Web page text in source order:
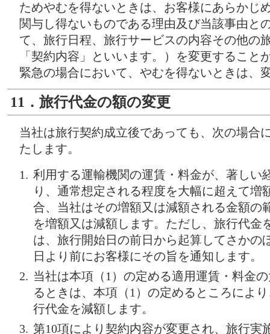
ためやむを得ないときは、お客様にあらかじ
関与し得ないものである理由及び当該事由と
て、旅行日程、旅行サービスの内容その他の
「契約内容」といいます。）を変更すること
緊急の場合において、やむを得ないときは、
11．旅行代金の額の変更
当社は旅行契約成立後であっても、次の場合
たします。
利用する運輸機関の運賃・料金が、著しい
り、通常想定される程度を大幅に超えて増
合、当社はその増額又は減額される金額の
を増額又は減額します。ただし、旅行代金
は、旅行開始日の前日から起算してさかの
日より前にお客様にその旨を通知します。
当社は本項（1）の定める適用運賃・料金
るときは、本項（1）の定めるところによ
行代金を減額します。
第10項により契約内容が変更され、旅行実